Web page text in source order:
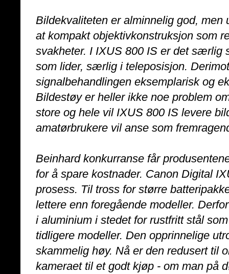
Bildekvaliteten er alminnelig god,
at kompakt objektivkonstruksjon som
svakheter. I IXUS 800 IS er det særlig
som lider, særlig i teleposisjon.
signalbehandlingen eksemplarisk og
Bildestøy er heller ikke noe problem
store og hele vil IXUS 800 IS levere
amatørbrukere vil anse som
Beinhard konkurranse får
for å spare kostnader. Canon Digital
prosess. Til tross for større
lettere enn foregående modeller.
i aluminium i stedet for rustfritt stål
tidligere modeller. Den opprinnelige
skammelig høy. Nå er den redusert til
kameraet til et godt kjøp - om man på